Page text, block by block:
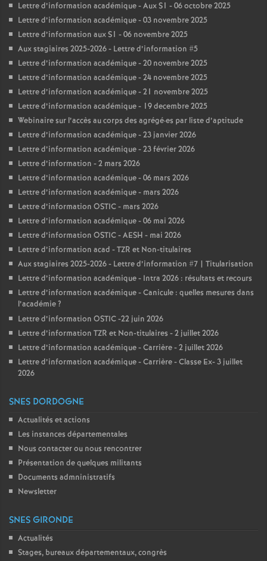
Lettre d’information académique - Aux S1 - 06 octobre 2025
Lettre d’information académique - 03 novembre 2025
Lettre d’information aux S1 - 06 novembre 2025
Aux stagiaires 2025-2026 - Lettre d’information #5
Lettre d’information académique - 20 novembre 2025
Lettre d’information académique - 24 novembre 2025
Lettre d’information académique - 21 novembre 2025
Lettre d’information académique - 19 decembre 2025
Webinaire sur l’accès au corps des agrégé·es par liste d’aptitude
Lettre d’information académique - 23 janvier 2026
Lettre d’information académique - 23 février 2026
Lettre d’information - 2 mars 2026
Lettre d’information académique - 06 mars 2026
Lettre d’information académique - mars 2026
Lettre d’information OSTIC - mars 2026
Lettre d’information académique - 06 mai 2026
Lettre d’information OSTIC - AESH - mai 2026
Lettre d’information acad - TZR et Non-titulaires
Aux stagiaires 2025-2026 - Lettre d’information #7 | Titularisation
Lettre d’information académique - Intra 2026 : résultats et recours
Lettre d’information académique - Canicule : quelles mesures dans
l’académie?
Lettre d’information OSTIC -22 juin 2026
Lettre d’information TZR et Non-titulaires - 2 juillet 2026
Lettre d’information académique - Carrière - 2 juillet 2026
Lettre d’information académique - Carrière - Classe Ex- 3 juillet
2026
SNES DORDOGNE
Actualités et actions
Les instances départementales
Nous contacter ou nous rencontrer
Présentation de quelques militants
Documents admninistratifs
Newsletter
SNES GIRONDE
Actualités
Stages, bureaux départementaux, congrès